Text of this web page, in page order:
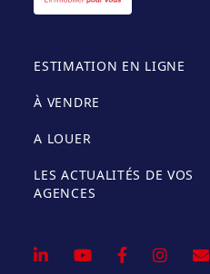
ESTIMATION EN LIGNE
À VENDRE
A LOUER
LES ACTUALITÉS DE VOS
AGENCES